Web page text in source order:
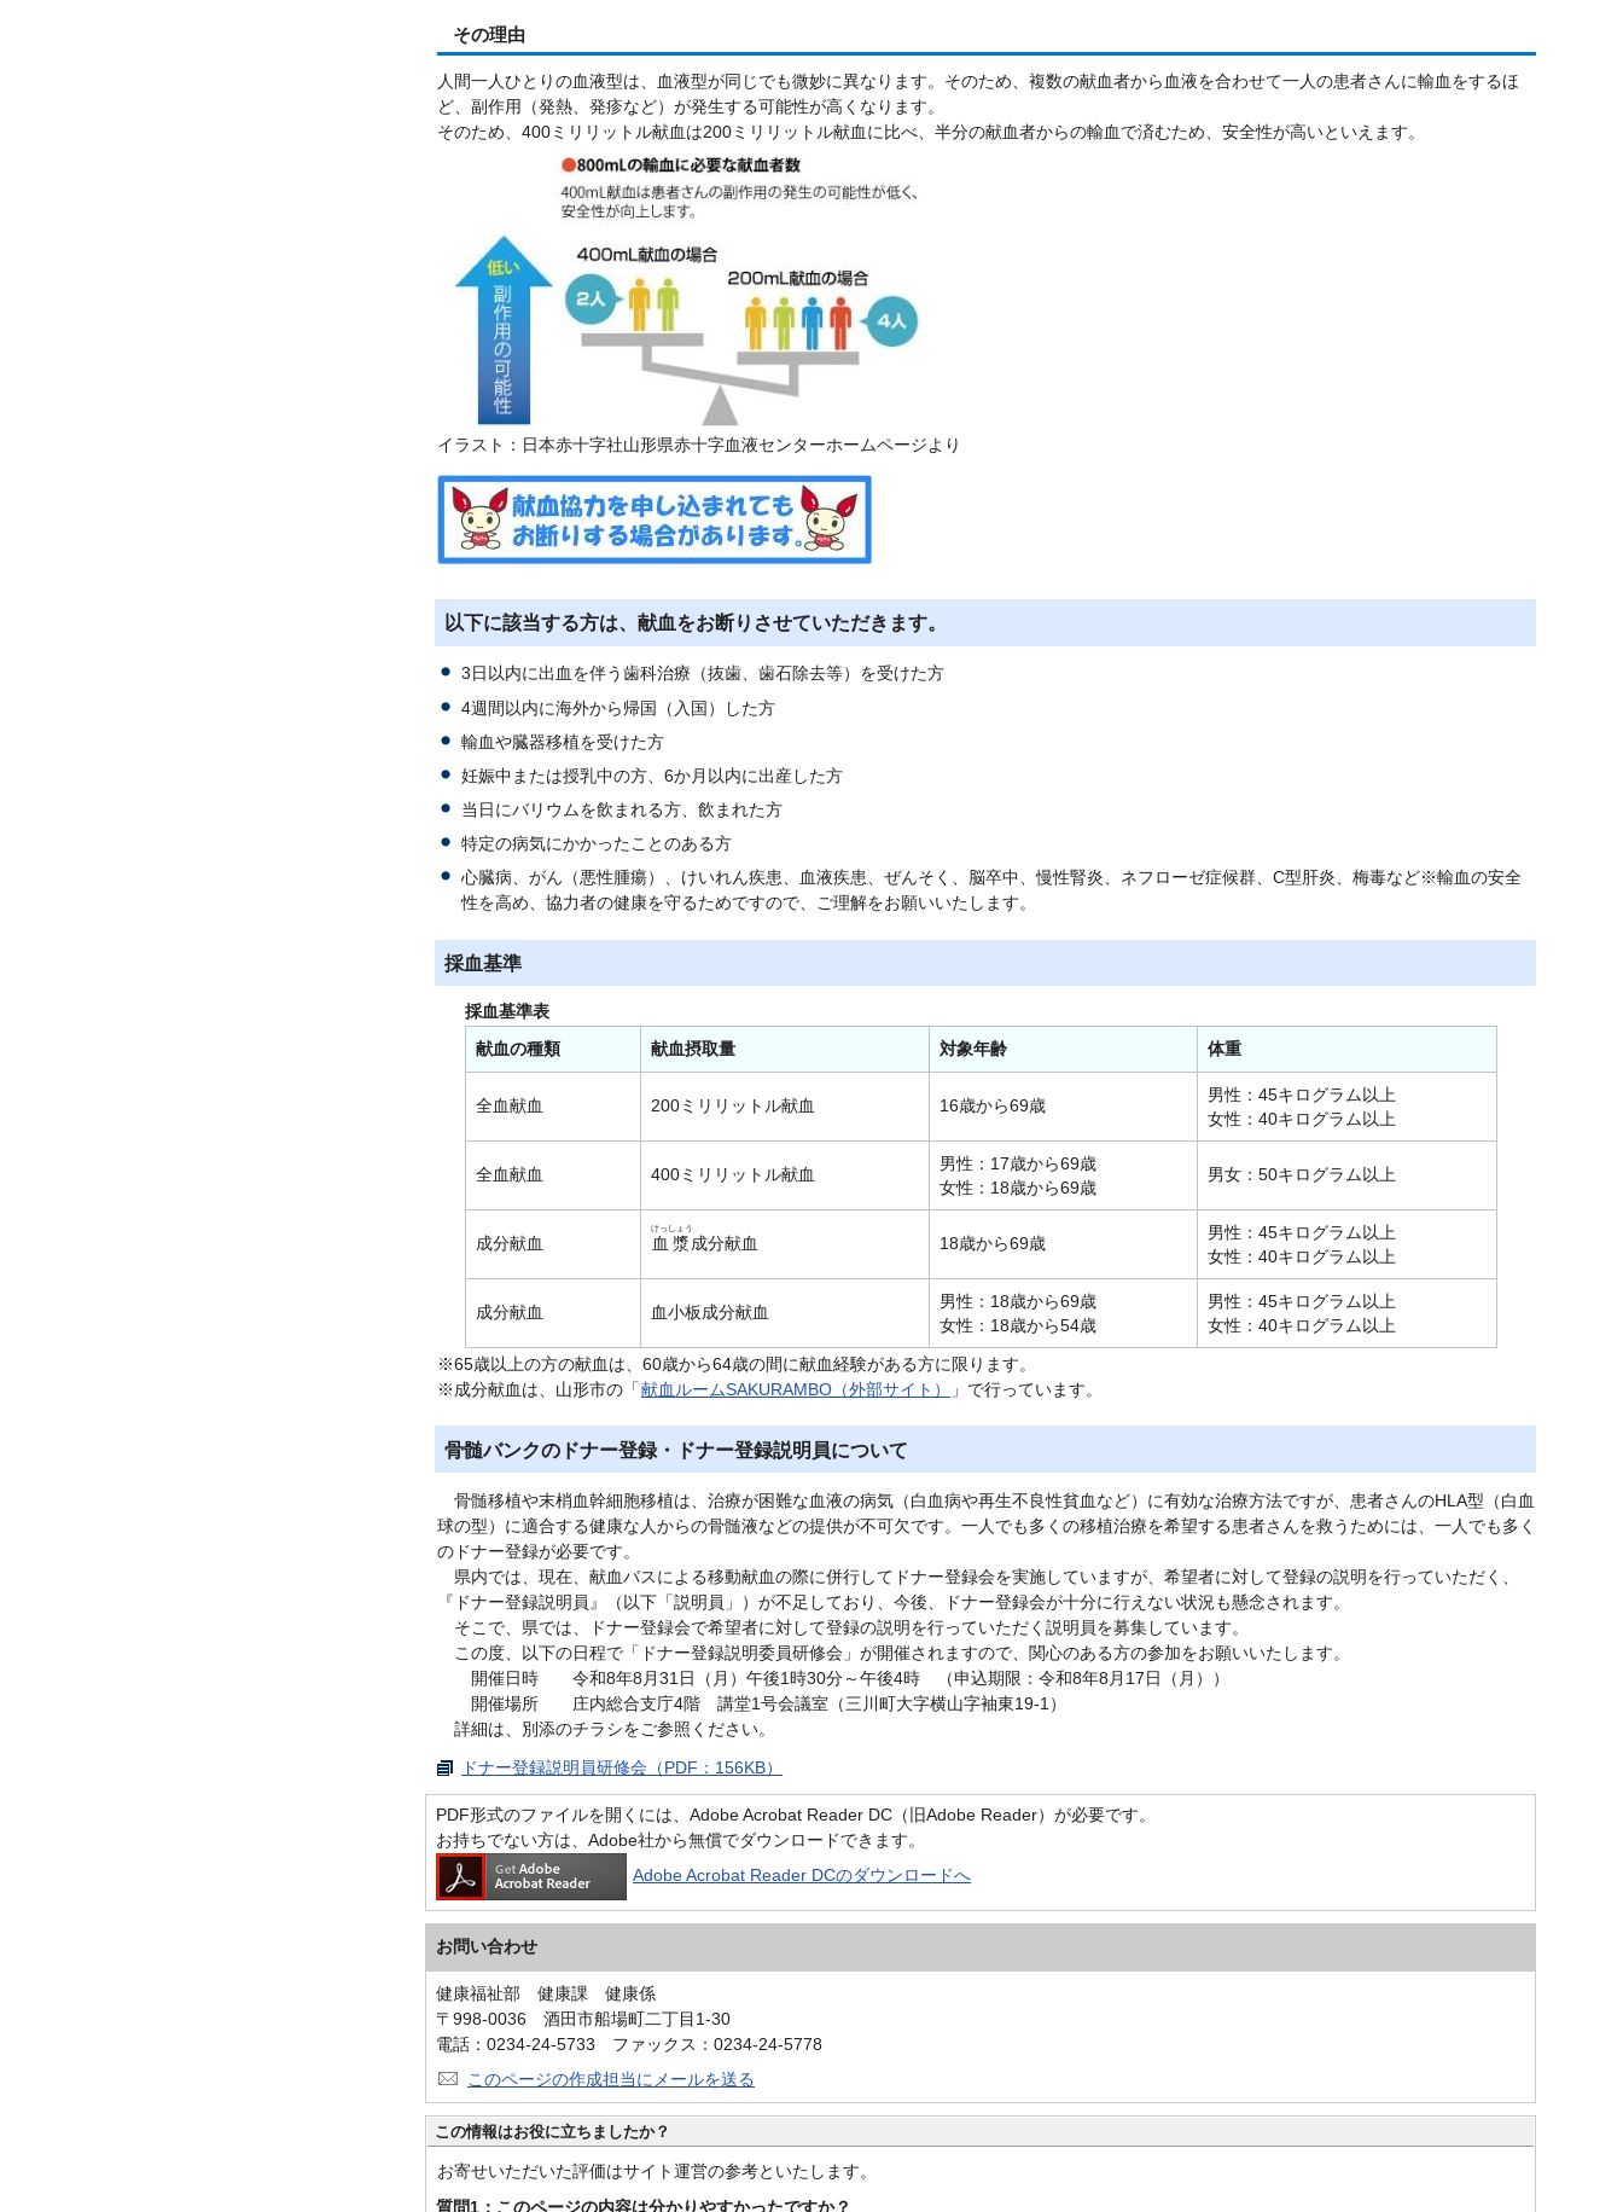
その理由
人間一人ひとりの血液型は、血液型が同じでも微妙に異なります。そのため、複数の献血者から血液を合わせて一人の患者さんに輸血をするほ
ど、副作用（発熱、発疹など）が発生する可能性が高くなります。
そのため、400ミリリットル献血は200ミリリットル献血に比べ、半分の献血者からの輸血で済むため、安全性が高いといえます。
イラスト：日本赤十字社山形県赤十字血液センターホームページより
以下に該当する方は、献血をお断りさせていただきます。
3日以内に出血を伴う歯科治療（抜歯、歯石除去等）を受けた方
4週間以内に海外から帰国（入国）した方
輸血や臓器移植を受けた方
妊娠中または授乳中の方、6か月以内に出産した方
当日にバリウムを飲まれる方、飲まれた方
特定の病気にかかったことのある方
心臓病、がん（悪性腫瘍）、けいれん疾患、血液疾患、ぜんそく、脳卒中、慢性腎炎、ネフローゼ症候群、C型肝炎、梅毒など※輸血の安全
性を高め、協力者の健康を守るためですので、ご理解をお願いいたします。
採血基準
採血基準表
献血の種類
献血摂取量 対象年齢 体重
全血献血 200ミリリットル献血 16歳から69歳
男性：45キログラム以上
女性：40キログラム以上
全血献血 400ミリリットル献血
男性：17歳から69歳
女性：18歳から69歳
男女：50キログラム以上
成分献血 血漿
けっしょう
成分献血 18歳から69歳
男性：45キログラム以上
女性：40キログラム以上
成分献血 血小板成分献血
男性：18歳から69歳
女性：18歳から54歳
男性：45キログラム以上
女性：40キログラム以上
※65歳以上の方の献血は、60歳から64歳の間に献血経験がある方に限ります。
※成分献血は、山形市の「献血ルームSAKURAMBO（外部サイト） 」で行っています。
骨髄バンクのドナー登録・ドナー登録説明員について
骨髄移植や末梢血幹細胞移植は、治療が困難な血液の病気（白血病や再生不良性貧血など）に有効な治療方法ですが、患者さんのHLA型（白血
球の型）に適合する健康な人からの骨髄液などの提供が不可欠です。一人でも多くの移植治療を希望する患者さんを救うためには、一人でも多く
のドナー登録が必要です。
県内では、現在、献血バスによる移動献血の際に併行してドナー登録会を実施していますが、希望者に対して登録の説明を行っていただく、
『ドナー登録説明員』（以下「説明員」）が不足しており、今後、ドナー登録会が十分に行えない状況も懸念されます。
そこで、県では、ドナー登録会で希望者に対して登録の説明を行っていただく説明員を募集しています。
この度、以下の日程で「ドナー登録説明委員研修会」が開催されますので、関心のある方の参加をお願いいたします。
開催日時 令和8年8月31日（月）午後1時30分～午後4時 （申込期限：令和8年8月17日（月））
開催場所 庄内総合支庁4階 講堂1号会議室（三川町大字横山字袖東19-1）
詳細は、別添のチラシをご参照ください。
ドナー登録説明員研修会（PDF：156KB）
PDF形式のファイルを開くには、Adobe Acrobat Reader DC（旧Adobe Reader）が必要です。
お持ちでない方は、Adobe社から無償でダウンロードできます。
Adobe Acrobat Reader DCのダウンロードへ
お問い合わせ
健康福祉部 健康課 健康係
〒998-0036 酒田市船場町二丁目1-30
電話：0234-24-5733 ファックス：0234-24-5778
このページの作成担当にメールを送る
この情報はお役に立ちましたか？
お寄せいただいた評価はサイト運営の参考といたします。
質問1：このページの内容は分かりやすかったですか？